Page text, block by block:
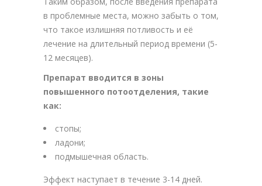
в проблемные места, можно забыть о том,
что такое излишняя потливость и её
лечение на длительный период времени (5-
12 месяцев).
Препарат вводится в зоны
повышенного потоотделения, такие
как:
стопы;
ладони;
подмышечная область.
Эффект наступает в течение 3-14 дней.